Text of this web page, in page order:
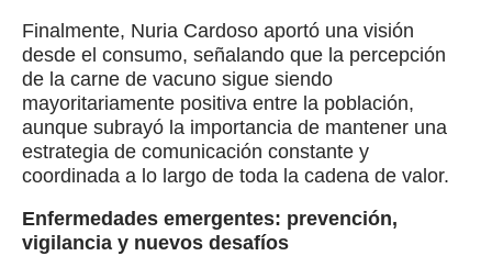
Finalmente, Nuria Cardoso aportó una visión
desde el consumo, señalando que la percepción
de la carne de vacuno sigue siendo
mayoritariamente positiva entre la población,
aunque subrayó la importancia de mantener una
estrategia de comunicación constante y
coordinada a lo largo de toda la cadena de valor.
Enfermedades emergentes: prevención,
vigilancia y nuevos desafíos